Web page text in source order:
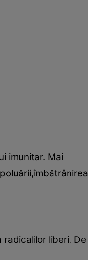
imunitar. Mai
liberi. De